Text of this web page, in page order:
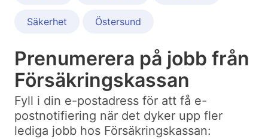
Säkerhet Östersund
Prenumerera på jobb från
Försäkringskassan
Fyll i din e-postadress för att få e-
postnotifiering när det dyker upp fler
lediga jobb hos Försäkringskassan: